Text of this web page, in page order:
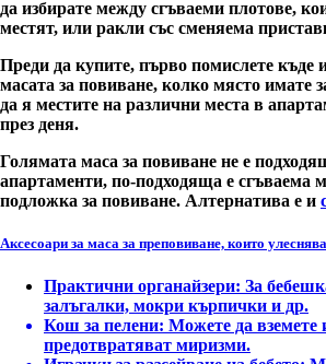
да избирате между сгъваеми плотове,
местят, или ракли със сменяема
Преди да купите, първо помислете къде
масата за повиване, колко място имате
да я местите на различни места в
през деня.
Голямата маса за повиване не е
апартаменти, по-подходяща е сгъваема
подложка за повиване. Алтернатива е и
Аксесоари за маса за преповиване, които
Практични органайзери: За
залъгалки, мокри кърпички и др.
Кош за пелени: Можете да вземете
предотвратяват миризми.